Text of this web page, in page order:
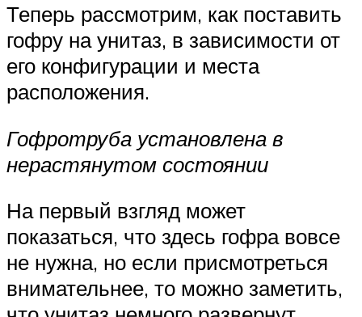
Теперь рассмотрим, как поставить
гофру на унитаз, в зависимости от
его конфигурации и места
расположения.
Гофротруба установлена в
нерастянутом состоянии
На первый взгляд может
показаться, что здесь гофра вовсе
не нужна, но если присмотреться
внимательнее, то можно заметить,